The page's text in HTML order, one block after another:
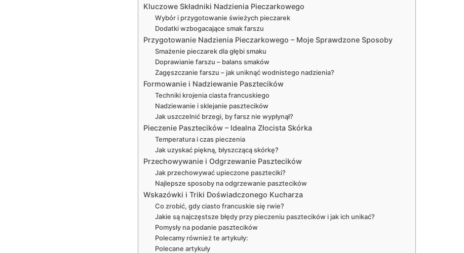
Kluczowe Składniki Nadzienia Pieczarkowego
Wybór i przygotowanie świeżych pieczarek
Dodatki wzbogacające smak farszu
Przygotowanie Nadzienia Pieczarkowego – Moje Sprawdzone Sposoby
Smażenie pieczarek dla głębi smaku
Doprawianie farszu – balans smaków
Zagęszczanie farszu – jak uniknąć wodnistego nadzienia?
Formowanie i Nadziewanie Pasztecików
Techniki krojenia ciasta francuskiego
Nadziewanie i sklejanie pasztecików
Jak uszczelnić brzegi, by farsz nie wypłynął?
Pieczenie Pasztecików – Idealna Złocista Skórka
Temperatura i czas pieczenia
Jak uzyskać piękną, błyszczącą skórkę?
Przechowywanie i Odgrzewanie Pasztecików
Jak przechowywać upieczone paszteciki?
Najlepsze sposoby na odgrzewanie pasztecików
Wskazówki i Triki Doświadczonego Kucharza
Co zrobić, gdy ciasto francuskie się rwie?
Jakie są najczęstsze błędy przy pieczeniu pasztecików i jak ich unikać?
Pomysły na podanie pasztecików
Polecamy również te artykuły:
Polecane artykuły